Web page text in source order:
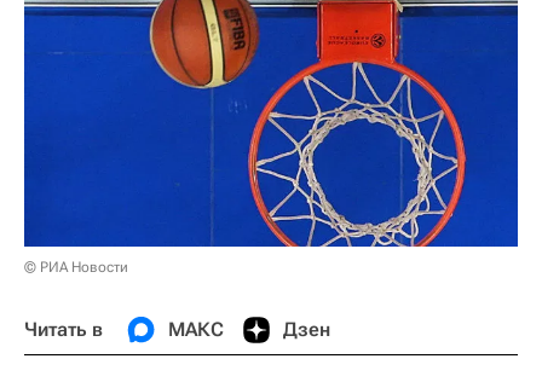
© РИА Новости
Читать в МАКС Дзен